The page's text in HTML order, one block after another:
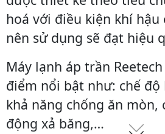
hoá với điều kiện khí hậu
nên sử dụng sẽ đạt hiệu
Máy lạnh áp trần
điểm nổi bật như: chế độ
khả năng chống ăn mòn,
động xả băng,…